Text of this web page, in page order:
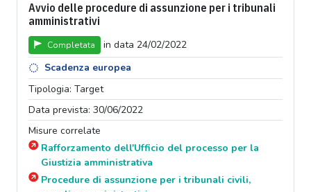
Avvio delle procedure di assunzione per i tribunali
amministrativi
Completata
in data 24/02/2022
Scadenza europea
Tipologia: Target
Data prevista: 30/06/2022
Misure correlate
Rafforzamento dell'Ufficio del processo per la
Giustizia amministrativa
Procedure di assunzione per i tribunali civili,